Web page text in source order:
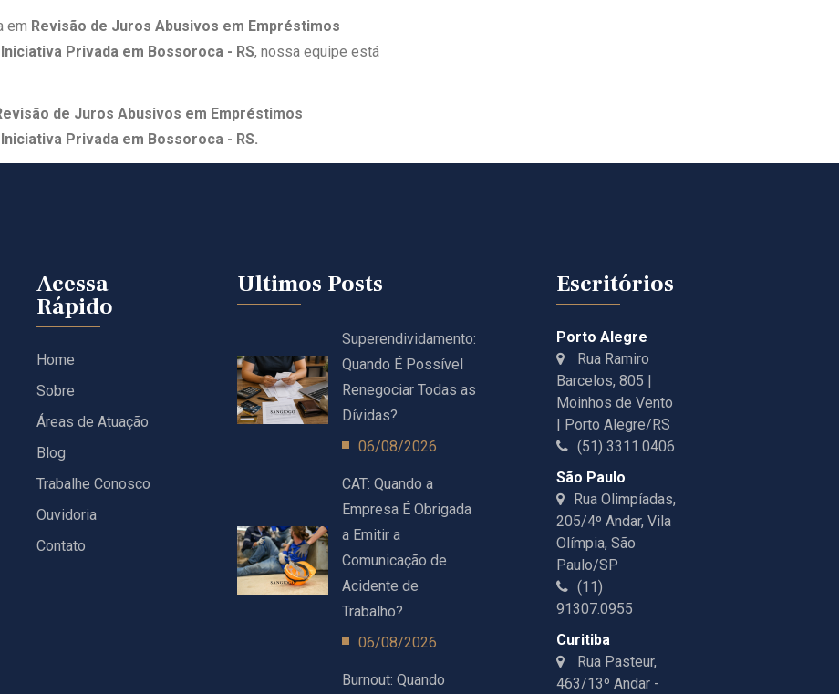
em Revisão de Juros Abusivos em Empréstimos
Privada em Bossoroca​ - RS, nossa equipe está
de Juros Abusivos em Empréstimos
Privada em Bossoroca​ - RS.
Acessa
Rápido
Home
Sobre
Áreas de Atuação
Blog
Trabalhe Conosco
Ouvidoria
Contato
Ultimos Posts
Superendividamento:
Quando É Possível
Renegociar Todas as
Dívidas?
06/08/2026
CAT: Quando a
Empresa É Obrigada
a Emitir a
Comunicação de
Acidente de
Trabalho?
06/08/2026
Burnout: Quando
Escritórios
Porto Alegre
Rua Ramiro
Barcelos, 805 |
Moinhos de Vento
| Porto Alegre/RS
(51) 3311.0406
São Paulo
Rua Olimpíadas,
205/4º Andar, Vila
Olímpia, São
Paulo/SP
(11)
91307.0955
Curitiba
Rua Pasteur,
463/13º Andar -